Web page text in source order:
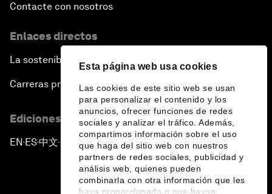
Esta página web usa cookies
Las cookies de este sitio web se usan
para personalizar el contenido y los
anuncios, ofrecer funciones de redes
sociales y analizar el tráfico. Además,
compartimos información sobre el uso
que haga del sitio web con nuestros
partners de redes sociales, publicidad y
análisis web, quienes pueden
combinarla con otra información que les
haya proporcionado o que hayan
Contacte con nosotros
Enlaces directos
La sostenibilidad en el Foro
Carreras profesionales
Ediciones en otros idiomas
EN ▪ ES▪中文▪ 日本語